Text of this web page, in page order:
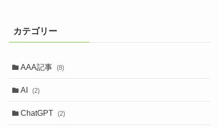
カテゴリー
AAA記事 (8)
AI (2)
ChatGPT (2)